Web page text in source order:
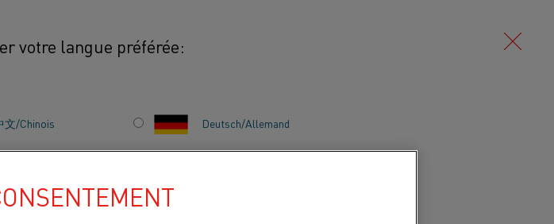
votre langue préférée:
文/Chinois Deutsch/Allemand
Le programme Kanthal comprend des produits destinés à de
l'acier, l'aluminium et d'autres matériaux métalliques. Nos